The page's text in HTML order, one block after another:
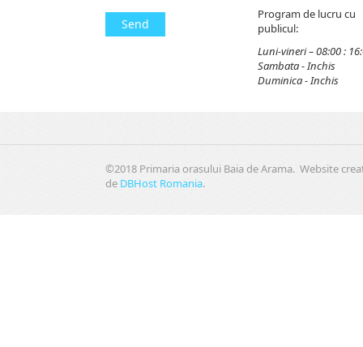
Send
Program de lucru cu
publicul:
Luni-vineri – 08:00 :
Sambata - Inchis
Duminica - Inchis
©2018 Primaria orasului Baia de Arama. Website
de DBHost Romania.